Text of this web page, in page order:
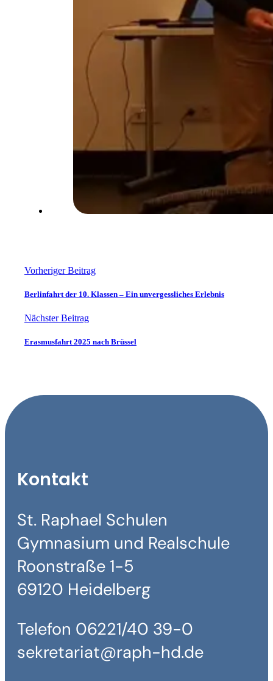
Vorheriger Beitrag
Berlinfahrt der 10. Klassen – Ein unvergessliches Erlebnis
Nächster Beitrag
Erasmusfahrt 2025 nach Brüssel
Kontakt
St. Raphael Schulen
Gymnasium und Realschule
Roonstraße 1-5
69120 Heidelberg
Telefon 06221/40 39-0
sekretariat@raph-hd.de